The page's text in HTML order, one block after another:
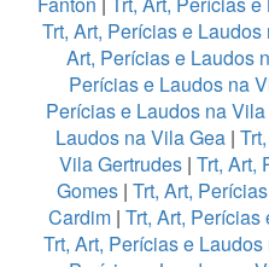
Trt, Art, Perícias e
Art, Perícias e Laudos
Perícias e Laudos na
Perícias e Laudos na
Laudos na Vila Gea|
Vila Gertrudes | Trt, Art,
Gomes | Trt, Art,
Cardim| Trt, Art,
Trt, Art, Perícias e